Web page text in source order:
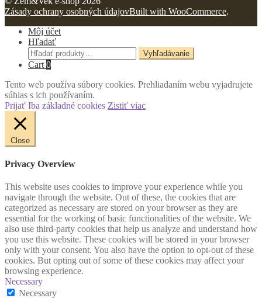
Zásady ochrany osobných údajovBuilt with WooCommerce.
Môj účet
Hľadať
Hľadať:
Vyhľadávanie
Cart 0
Tento web používa súbory cookies. Prehliadaním webu vyjadrujete
súhlas s ich používaním.
Prijať Iba základné cookies Zistiť viac
Close
Privacy Overview
This website uses cookies to improve your experience while you
navigate through the website. Out of these, the cookies that are
categorized as necessary are stored on your browser as they are
essential for the working of basic functionalities of the website. We
also use third-party cookies that help us analyze and understand how
you use this website. These cookies will be stored in your browser
only with your consent. You also have the option to opt-out of these
cookies. But opting out of some of these cookies may affect your
browsing experience.
Necessary
Necessary